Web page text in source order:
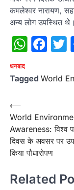
कमलेश्वर नारायण,
अन्य लोग उपस्थित थे।
धनबाद
Tagged World
Post
navigation
⟵
World
Awareness: विश्व
दिवस के अवसर पर
किया पौधारोपण
Related